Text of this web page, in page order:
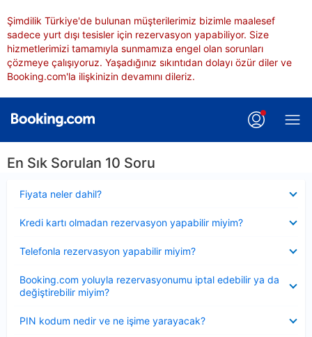
Şimdilik Türkiye'de bulunan müşterilerimiz bizimle maalesef
sadece yurt dışı tesisler için rezervasyon yapabiliyor. Size
hizmetlerimizi tamamıyla sunmamıza engel olan sorunları
çözmeye çalışıyoruz. Yaşadığınız sıkıntıdan dolayı özür diler ve
Booking.com'la ilişkinizin devamını dileriz.
En Sık Sorulan 10 Soru
Fiyata neler dahil?
Kredi kartı olmadan rezervasyon yapabilir miyim?
Telefonla rezervasyon yapabilir miyim?
Booking.com yoluyla rezervasyonumu iptal edebilir ya da
değiştirebilir miyim?
PIN kodum nedir ve ne işime yarayacak?